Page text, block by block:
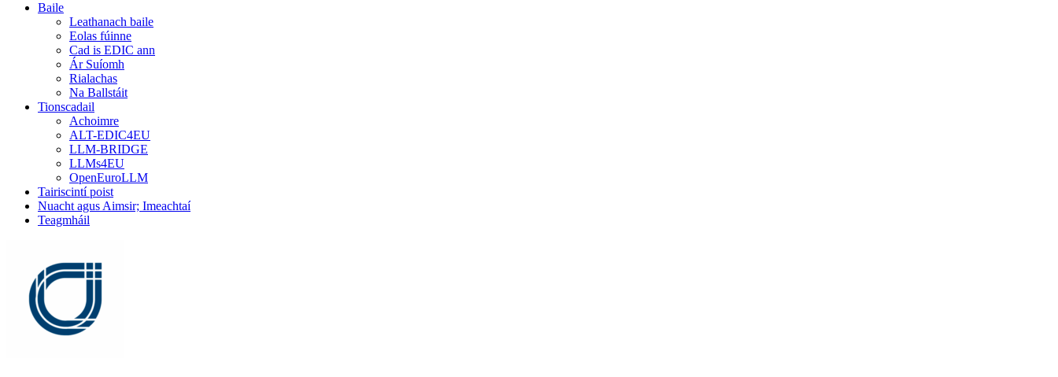
Baile
Leathanach baile
Eolas fúinne
Cad is EDIC ann
Ár Suíomh
Rialachas
Na Ballstáit
Tionscadail
Achoimre
ALT-EDIC4EU
LLM-BRIDGE
LLMs4EU
OpenEuroLLM
Tairiscintí poist
Nuacht agus Aimsir; Imeachtaí
Teagmháil